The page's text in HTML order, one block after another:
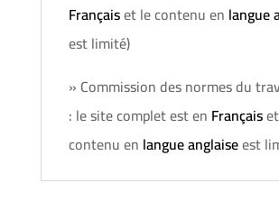
Françaiset le contenu en langue
est limité)
» Commission des normes du
: le site complet est en Français
contenu en langue anglaiseest